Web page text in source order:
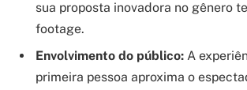
sua proposta inovadora no gênero
footage.
Envolvimento do público: A
primeira pessoa aproxima o